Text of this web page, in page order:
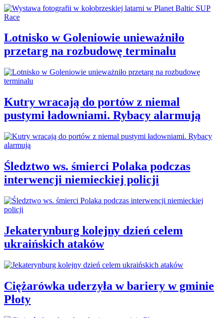
Lotnisko w Goleniowie unieważniło
przetarg na rozbudowę terminalu
Kutry wracają do portów z niemal
pustymi ładowniami. Rybacy alarmują
Śledztwo ws. śmierci Polaka podczas
interwencji niemieckiej policji
Jekaterynburg kolejny dzień celem
ukraińskich ataków
Ciężarówka uderzyła w bariery w gminie
Płoty